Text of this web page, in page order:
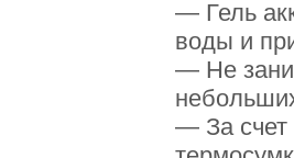
— Гель
воды и
— Не
— За счет